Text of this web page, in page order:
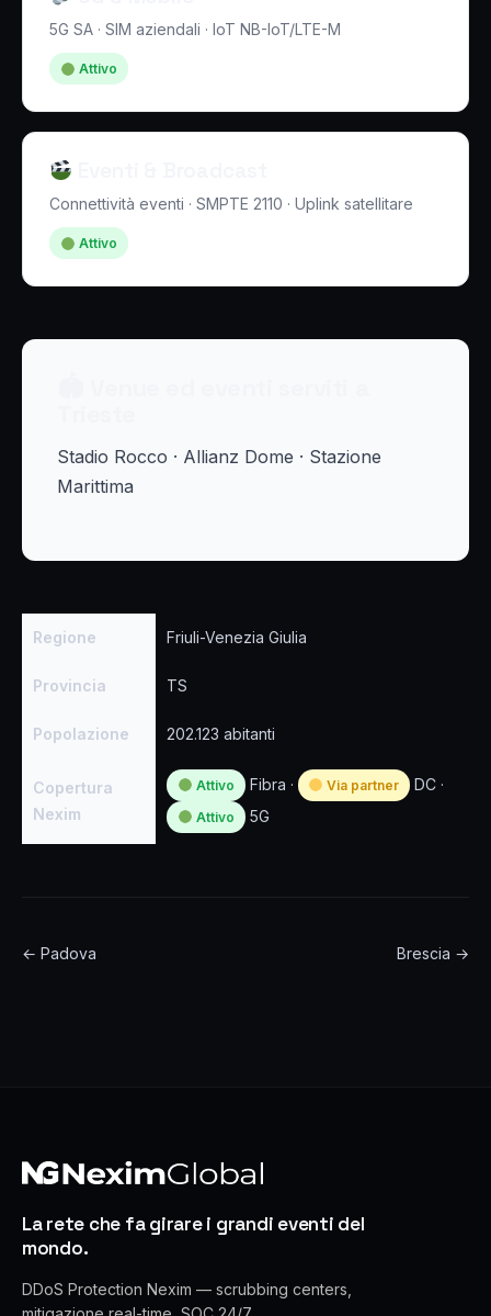
5G SA · SIM aziendali · IoT NB-IoT/LTE-M
Attivo
Connettività eventi · SMPTE 2110 · Uplink satellitare
Attivo
Stadio Rocco · Allianz Dome · Stazione
Marittima
Regione Friuli-Venezia Giulia
Provincia TS
Popolazione 202.123 abitanti
Copertura
Nexim
Attivo Fibra · Via partner DC ·
Attivo 5G
← Padova Brescia →
La rete che fa girare i grandi eventi del
mondo.
DDoS Protection Nexim — scrubbing centers,